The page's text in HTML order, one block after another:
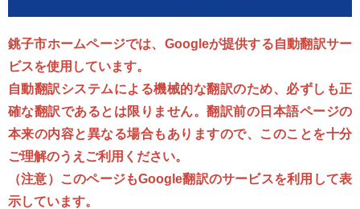
銚子市ホームページでは、Googleが提供する自動翻訳サー
ビスを使用しています。
自動翻訳システムによる機械的な翻訳のため、必ずしも正
確な翻訳であるとは限りません。翻訳前の日本語ページの
本来の内容と異なる場合もありますので、このことを十分
ご理解のうえご利用ください。
（注意）このページもGoogle翻訳のサービスを利用して表
示しています。